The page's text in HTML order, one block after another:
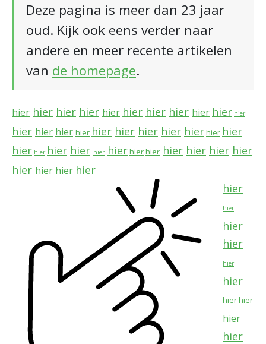
Deze pagina is meer dan 23 jaar
oud. Kijk ook eens verder naar
andere en meer recente artikelen
van de homepage.
hier hier hier hier hier hier hier hier hier hier hier
hier hier hier hier hier hier hier hier hierhier hier
hier hier hier hier hier hierhierhier hier hier hier hier
hier hier hier hier
hier
hier
hier
hier
hier
hier
hierhier
hier
hier